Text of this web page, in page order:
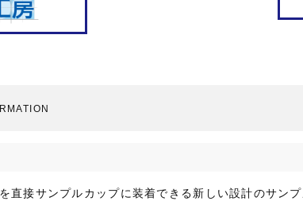
直接サンプルカップに装着できる新しい設計のサン